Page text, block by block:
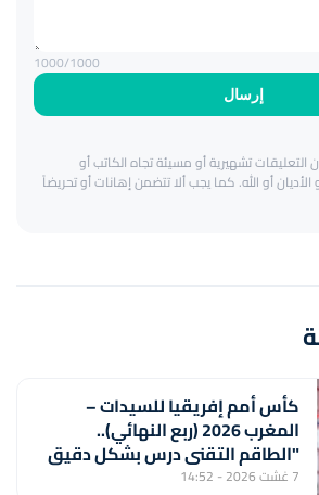
إرسال
1000/1000
التعليقات تشهيرية أو مسيئة تجاه الكاتب أو
أو الله. كما يجب ألا تتضمن إهانات أو تحريضاً
كأس أمم إفريقيا للسيدات –
المغرب 2026 (ربع النهائي)..
"الطاقم التقني درس بشكل دقيق
منتخب جنوب إفريقيا لتحقيق
7 غشت 2026 - 14:52